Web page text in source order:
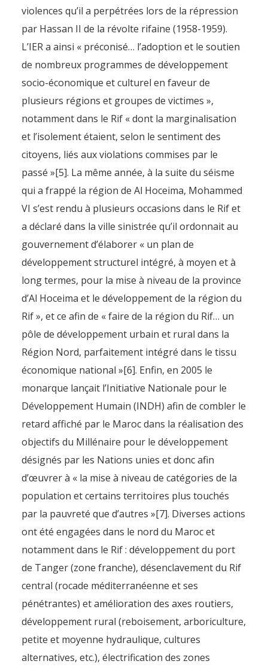
violences qu’il a perpétrées lors de la répression
par Hassan II de la révolte rifaine (1958-1959).
L’IER a ainsi « préconisé… l’adoption et le soutien
de nombreux programmes de développement
socio-économique et culturel en faveur de
plusieurs régions et groupes de victimes »,
notamment dans le Rif « dont la marginalisation
et l’isolement étaient, selon le sentiment des
citoyens, liés aux violations commises par le
passé »[5]. La même année, à la suite du séisme
qui a frappé la région de Al Hoceima, Mohammed
VI s’est rendu à plusieurs occasions dans le Rif et
a déclaré dans la ville sinistrée qu’il ordonnait au
gouvernement d’élaborer « un plan de
développement structurel intégré, à moyen et à
long termes, pour la mise à niveau de la province
d’Al Hoceima et le développement de la région du
Rif », et ce afin de « faire de la région du Rif… un
pôle de développement urbain et rural dans la
Région Nord, parfaitement intégré dans le tissu
économique national »[6]. Enfin, en 2005 le
monarque lançait l’Initiative Nationale pour le
Développement Humain (INDH) afin de combler le
retard affiché par le Maroc dans la réalisation des
objectifs du Millénaire pour le développement
désignés par les Nations unies et donc afin
d’œuvrer à « la mise à niveau de catégories de la
population et certains territoires plus touchés
par la pauvreté que d’autres »[7]. Diverses actions
ont été engagées dans le nord du Maroc et
notamment dans le Rif : développement du port
de Tanger (zone franche), désenclavement du Rif
central (rocade méditerranéenne et ses
pénétrantes) et amélioration des axes routiers,
développement rural (reboisement, arboriculture,
petite et moyenne hydraulique, cultures
alternatives, etc.), électrification des zones